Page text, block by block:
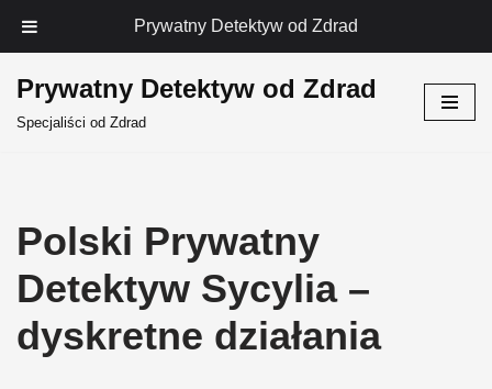
Prywatny Detektyw od Zdrad
Prywatny Detektyw od Zdrad
Specjaliści od Zdrad
Polski Prywatny
Detektyw Sycylia –
dyskretne działania